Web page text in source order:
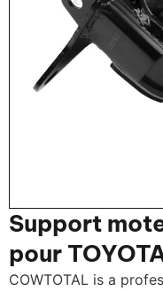
Support
pour
COWTOTAL is a